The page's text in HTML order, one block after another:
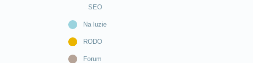
SEO
Na luzie
RODO
Forum